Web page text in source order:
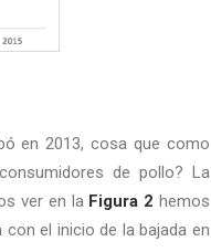
en 2013, cosa que como
de pollo? La
ver en la Figura 2 hemos
el inicio de la bajada en